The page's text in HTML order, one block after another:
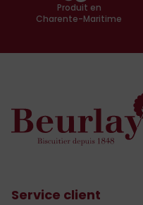
Produit en
Charente-Maritime
Service client